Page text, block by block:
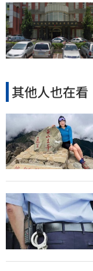
其他人也在看